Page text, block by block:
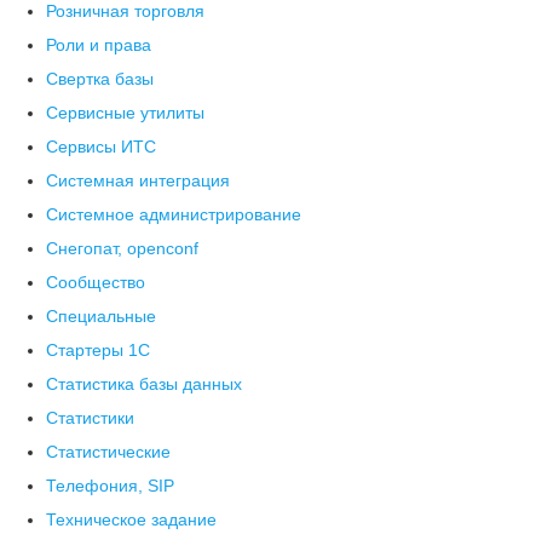
Розничная торговля
Роли и права
Свертка базы
Сервисные утилиты
Сервисы ИТС
Системная интеграция
Системное администрирование
Снегопат, openconf
Сообщество
Специальные
Стартеры 1С
Статистика базы данных
Статистики
Статистические
Телефония, SIP
Техническое задание